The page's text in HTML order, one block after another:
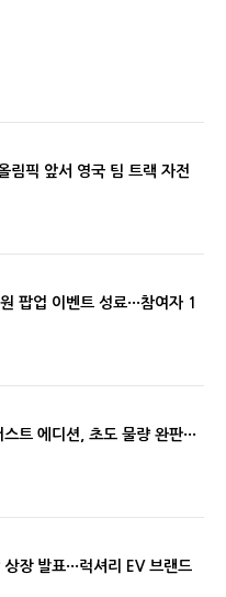
림픽 앞서 영국 팀 트랙 자전
팝업 이벤트 성료···참여자 1
트 에디션, 초도 물량 완판···
장 발표···럭셔리 EV 브랜드